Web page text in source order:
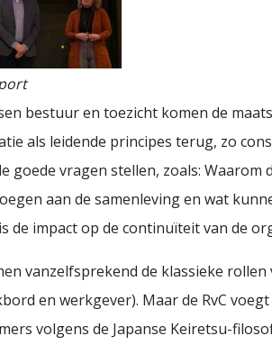
bestuur en toezicht komen de
als leidende principes terug, zo
goede vragen stellen, zoals: Waarom
aan de samenleving en wat
de impact op de continuïteit van de
vanzelfsprekend de klassieke
en werkgever). Maar de RvC
volgens de Japanse Keiretsu-